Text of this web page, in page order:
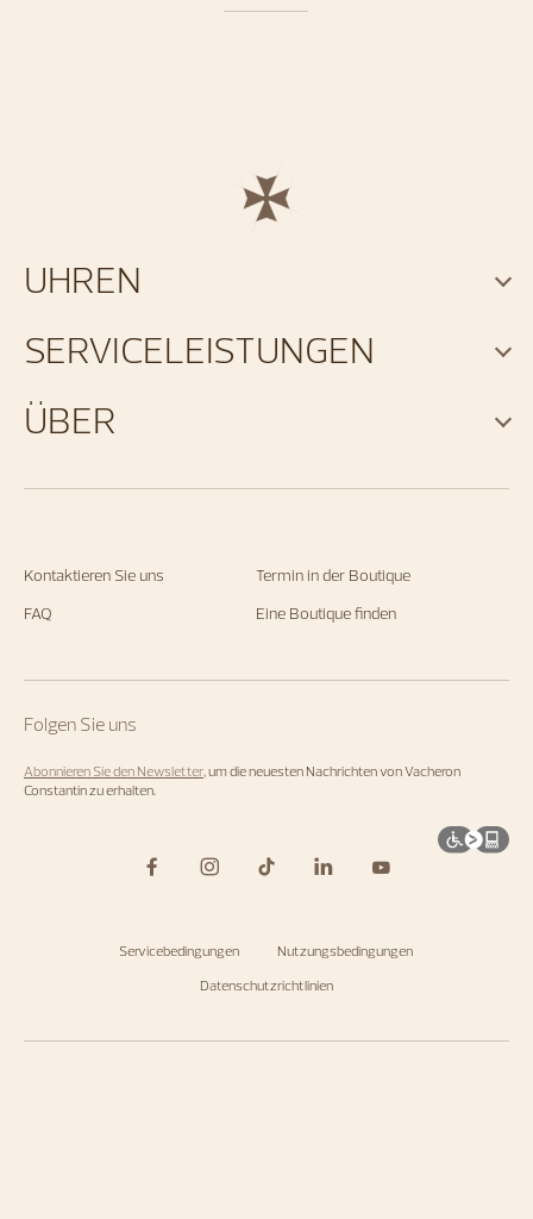
Kontaktieren Sie uns
Termin in der Boutique
FAQ
Eine Boutique finden
Folgen Sie uns
Abonnieren Sie den Newsletter, um die neuesten Nachrichten von Vacheron
Constantin zu erhalten.
UHREN
SERVICELEISTUNGEN
ÜBER
Servicebedingungen
Nutzungsbedingungen
Datenschutzrichtlinien